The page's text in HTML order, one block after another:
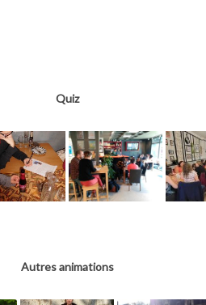
Quiz
Autres animations